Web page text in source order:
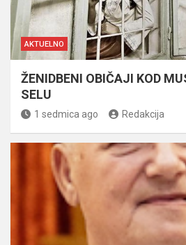
AKTUELNO
ŽENIDBENI OBIČAJI KOD
SELU
1 sedmica ago Redakcija